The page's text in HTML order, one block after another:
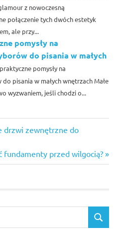
z nowoczesną
połączenie tych dwóch estetyk
ale przy...
pomysły na
do pisania w małych
pomysły na
pisania w małych wnętrzach Małe
wyzwaniem, jeśli chodzi o...
drzwi zewnętrzne do
fundamenty przed wilgocią?
SEARCH